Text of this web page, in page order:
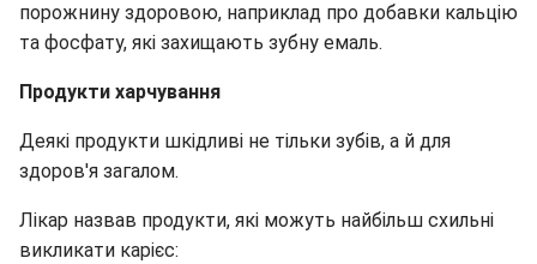
порожнину здоровою, наприклад про добавки кальцію
та фосфату, які захищають зубну емаль.
Продукти харчування
Деякі продукти шкідливі не тільки зубів, а й для
здоров'я загалом.
Лікар назвав продукти, які можуть найбільш схильні
викликати карієс: